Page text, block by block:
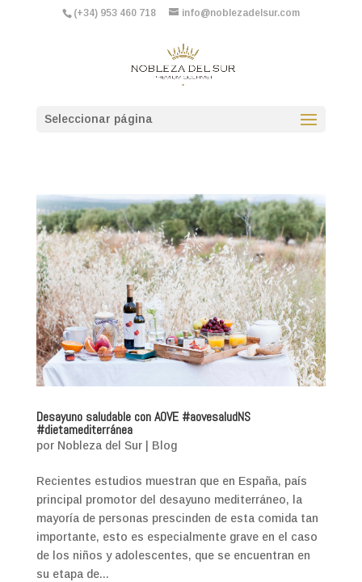
(+34) 953 460 718 info@noblezadelsur.com
Seleccionar página
Desayuno saludable con AOVE #aovesaludNS
#dietamediterránea
por Nobleza del Sur| Blog
Recientes estudios muestran que en España, país
principal promotor del desayuno mediterráneo, la
mayoría de personas prescinden de esta comida tan
importante, esto es especialmente grave en el caso
de los niños y adolescentes, que se encuentran en
su etapa de...